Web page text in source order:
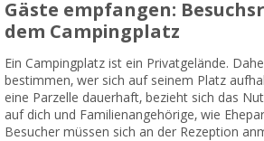
Gäste empfangen:
dem Campingplatz
Ein Campingplatz ist ein Privatgelände.
bestimmen, wer sich auf seinem Platz
eine Parzelle dauerhaft, bezieht sich das
auf dich und Familienangehörige, wie
Besucher müssen sich an der Rezeption